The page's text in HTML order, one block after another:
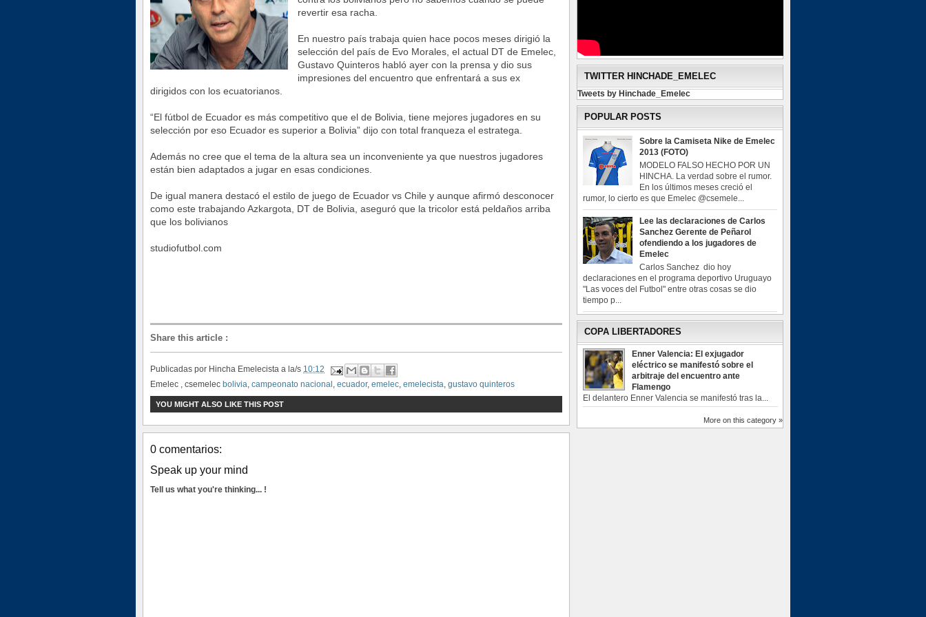
revertir esa racha.
En nuestro país trabaja quien hace pocos meses dirigió la
selección del país de Evo Morales, el actual DT de Emelec,
Gustavo Quinteros habló ayer con la prensa y dio sus
impresiones del encuentro que enfrentará a sus ex
dirigidos con los ecuatorianos.
“El fútbol de Ecuador es más competitivo que el de Bolivia, tiene mejores jugadores en su
selección por eso Ecuador es superior a Bolivia” dijo con total franqueza el estratega.
Además no cree que el tema de la altura sea un inconveniente ya que nuestros jugadores
están bien adaptados a jugar en esas condiciones.
De igual manera destacó el estilo de juego de Ecuador vs Chile y aunque afirmó desconocer
como este trabajando Azkargota, DT de Bolivia, aseguró que la tricolor está peldaños arriba
que los bolivianos
studiofutbol.com
Share this article :
Publicadas por Hincha Emelecista a la/s 10:12
Emelec , csemelec bolivia, campeonato nacional , ecuador, emelec, emelecista, gustavo quinteros
YOU MIGHT ALSO LIKE THIS POST
0 comentarios:
Speak up your mind
Tell us what you're thinking... !
TWITTER HINCHADE_EMELEC
Tweets by Hinchade_Emelec
POPULAR POSTS
Sobre la Camiseta Nike de Emelec
2013 (FOTO)
MODELO FALSO HECHO POR UN
HINCHA. La verdad sobre el rumor.
En los últimos meses creció el
rumor, lo cierto es que Emelec @csemele...
Lee las declaraciones de Carlos
Sanchez Gerente de Peñarol
ofendiendo a los jugadores de
Emelec
Carlos Sanchez dio hoy
declaraciones en el programa deportivo Uruguayo
"Las voces del Futbol" entre otras cosas se dio
tiempo p...
COPA LIBERTADORES
Enner Valencia: El exjugador
eléctrico se manifestó sobre el
arbitraje del encuentro ante
Flamengo
El delantero Enner Valencia se manifestó tras la...
More on this category »